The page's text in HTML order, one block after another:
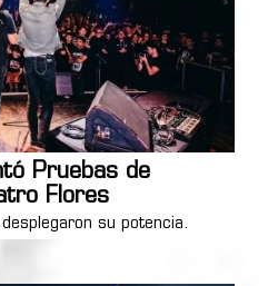
Pruebas de
Flores
su potencia.